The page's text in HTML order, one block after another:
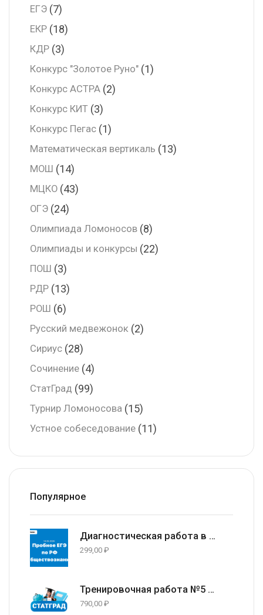
ЕГЭ (7)
ЕКР (18)
КДР (3)
Конкурс "Золотое Руно" (1)
Конкурс АСТРА (2)
Конкурс КИТ (3)
Конкурс Пегас (1)
Математическая вертикаль (13)
МОШ (14)
МЦКО (43)
ОГЭ (24)
Олимпиада Ломоносов (8)
Олимпиады и конкурсы (22)
ПОШ (3)
РДР (13)
РОШ (6)
Русский медвежонок (2)
Сириус (28)
Сочинение (4)
СтатГрад (99)
Турнир Ломоносова (15)
Устное собеседование (11)
Популярное
Диагностическая работа в формате ЕГЭ 2026 по Обществознанию 11 класс (задания и ответы) 14.05.2026
299,00 ₽
Тренировочная работа №5 по русскому языку 9 класс ответы и задания 13.05.2026
790,00 ₽